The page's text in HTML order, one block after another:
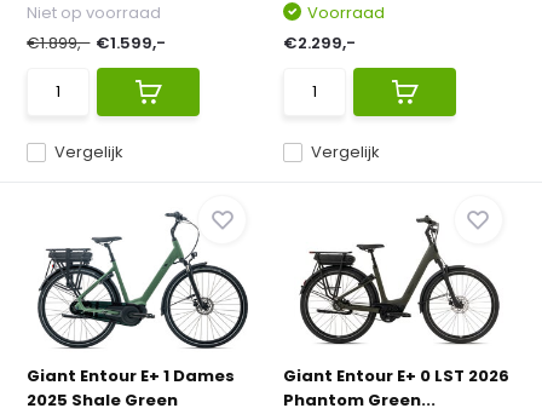
Vergelijk
Niet op voorraad
€1.899,- €1.599,-
Vergelijk
Voorraad
€2.299,-
Giant Entour E+ 1 Dames
2025 Shale Green
Giant Entour E+ 0 LST 2026
Phantom Green...